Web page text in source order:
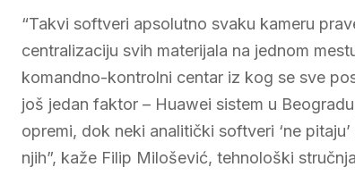
“Takvi softveri apsolutno svaku kameru
centralizaciju svih materijala na jednom
komandno-kontrolni centar iz kog se sve
još jedan faktor – Huawei sistem u
opremi, dok neki analitički softveri ‘ne
njih”, kaže Filip Milošević, tehnološki